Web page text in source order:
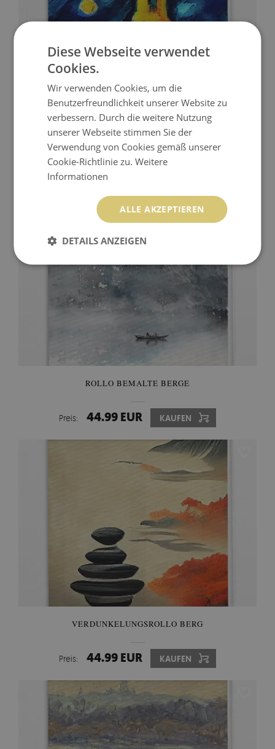
ROLLO BEMALTE STADT
Preis: 44.99 EUR
ROLLO BEMALTE BERGE
Preis: 44.99 EUR KAUFEN
VERDUNKELUNGSROLLO BERG
Preis: 44.99 EUR KAUFEN
Diese Webseite verwendet
Cookies.
Wir verwenden Cookies, um die
Benutzerfreundlichkeit unserer Website zu
verbessern. Durch die weitere Nutzung
unserer Webseite stimmen Sie der
Verwendung von Cookies gemäß unserer
Cookie-Richtlinie zu.Weitere
Informationen
ALLE AKZEPTIEREN
DETAILS ANZEIGEN